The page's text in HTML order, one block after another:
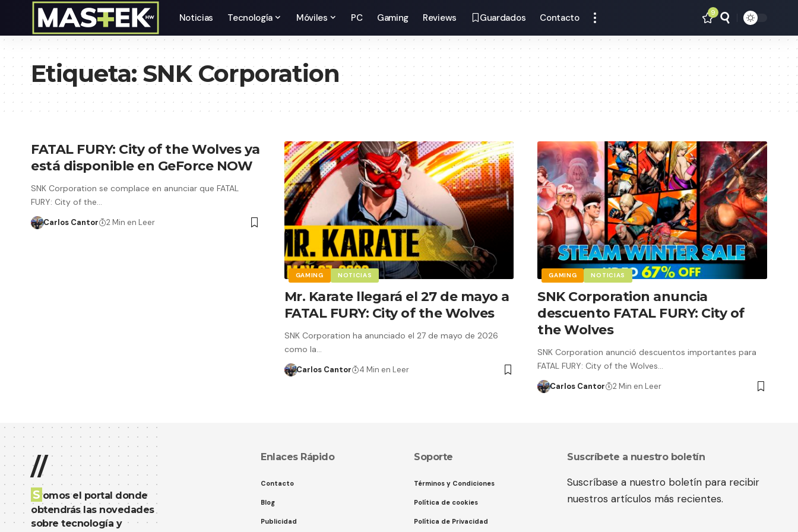
Noticias Tecnología Móviles PC Gaming Reviews Guardados Contacto 9
Etiqueta:SNK Corporation
FATAL FURY: City of the Wolves ya
está disponible en GeForce NOW
SNK Corporation se complace en anunciar que FATAL
FURY: City of the…
Carlos Cantor 2 Min en Leer
GAMING NOTICIAS
Mr. Karate llegará el 27 de mayo a
FATAL FURY: City of the Wolves
SNK Corporation ha anunciado el 27 de mayo de 2026
como la…
Carlos Cantor 4 Min en Leer
GAMING NOTICIAS
SNK Corporation anuncia
descuento FATAL FURY: City of
the Wolves
SNK Corporation anunció descuentos importantes para
FATAL FURY: City of the Wolves…
Carlos Cantor 2 Min en Leer
//
S omos el portal donde
obtendrás las novedades
sobre tecnología y
Enlaces Rápido
Contacto
Blog
Publicidad
Soporte
Términos y Condiciones
Política de cookies
Política de Privacidad
Suscríbete a nuestro boletín
Suscríbase a nuestro boletín para recibir
nuestros artículos más recientes.